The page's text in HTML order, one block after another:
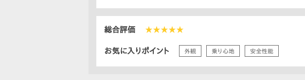
総合評価 ★★★★★
お気に入りポイント 外観 乗り心地 安全性能